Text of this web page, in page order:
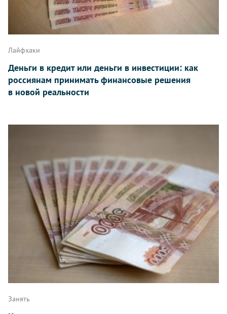
Лайфхаки
Деньги в кредит или деньги в инвестиции: как
россиянам принимать финансовые решения
в новой реальности
Занять